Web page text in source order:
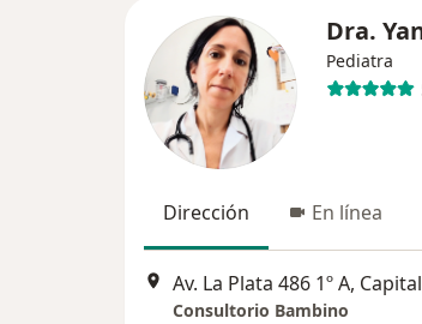
Dra.
Pediatra
Dirección En línea
Av. La Plata 486 1º A,
Consultorio Bambino